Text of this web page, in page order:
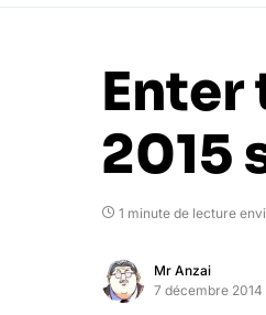
Enter
2015
1 minute de lecture
Mr Anzai
7 décembre 2014